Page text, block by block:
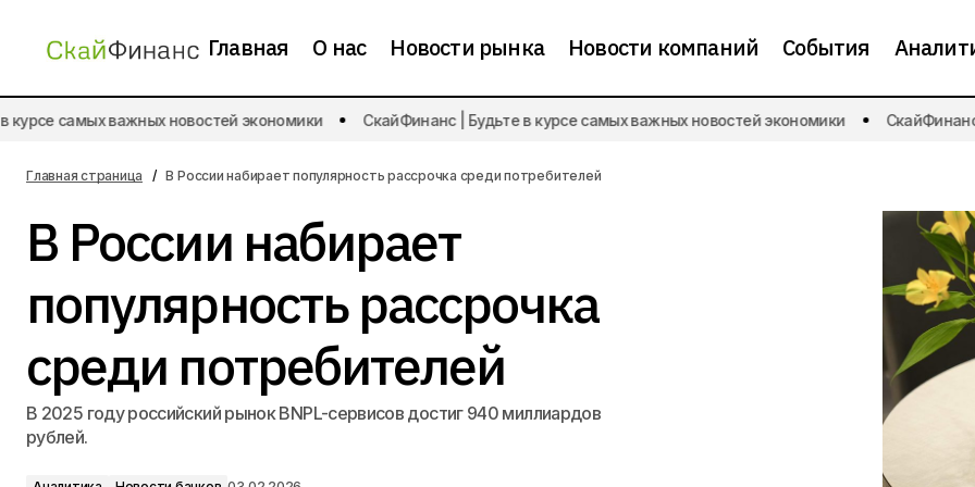
Главная О нас Новости рынка Новости компаний События
41 % россиян оказались недовольны
Аналитика
В России набирает популярность рассрочка
самых важных новостей экономики СкайФинанс | Будьте в курсе самых важных новостей экономики СкайФинанс |
Главная страница В России набирает популярность рассрочка среди потребителей
В России набирает
популярность рассрочка
среди потребителей
В 2025 году российский рынок BNPL-сервисов достиг 940 миллиардов
рублей.